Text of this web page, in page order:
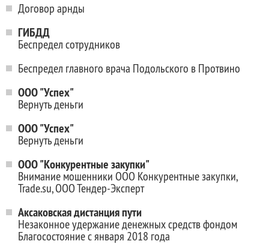
Договор арнды
ГИБДД
Беспредел сотрудников
Беспредел главного врача Подольского в Протвино
ООО "Успех"
Вернуть деньги
ООО "Успех"
Вернуть деньги
ООО "Конкурентные закупки"
Внимание мошенники ООО Конкурентные закупки,
Trade.su, ООО Тендер-Эксперт
Аксаковская дистанция пути
Незаконное удержание денежных средств фондом
Благосостояние с января 2018 года